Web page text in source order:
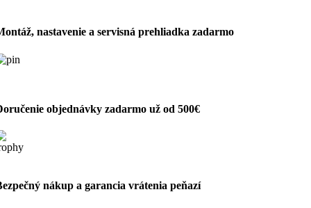
nastavenie a servisná prehliadka zadarmo
objednávky zadarmo už od 500€
nákup a garancia vrátenia peňazí